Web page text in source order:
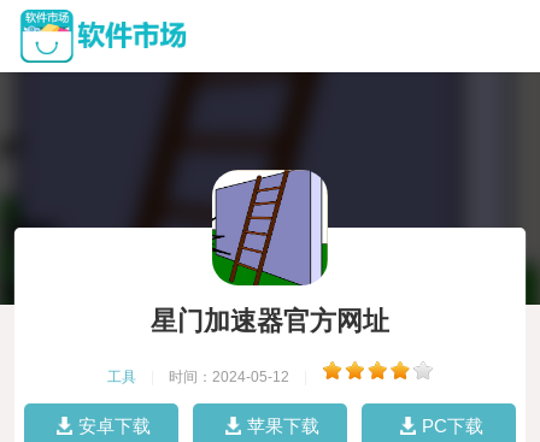
星门加速器官方网址
工具 时间：2024-05-12
安卓下载 苹果下载 PC下载